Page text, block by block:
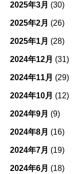
2025年3月 (30)
2025年2月 (26)
2025年1月 (28)
2024年12月 (31)
2024年11月 (29)
2024年10月 (12)
2024年9月 (9)
2024年8月 (16)
2024年7月 (19)
2024年6月 (18)